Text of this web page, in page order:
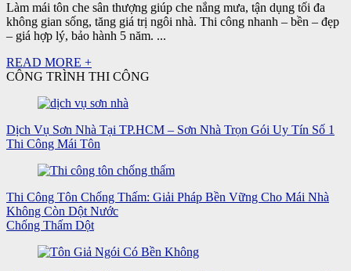
Làm mái tôn che sân thượng giúp che nắng mưa, tận dụng tối đa
không gian sống, tăng giá trị ngôi nhà. Thi công nhanh – bền – đẹp
– giá hợp lý, bảo hành 5 năm. ...
READ MORE +
CÔNG TRÌNH THI CÔNG
Dịch Vụ Sơn Nhà Tại TP.HCM – Sơn Nhà Trọn Gói Uy Tín Số 1
Thi Công Mái Tôn
Thi Công Tôn Chống Thấm: Giải Pháp Bền Vững Cho Mái Nhà
Không Còn Dột Nước
Chống Thấm Dột